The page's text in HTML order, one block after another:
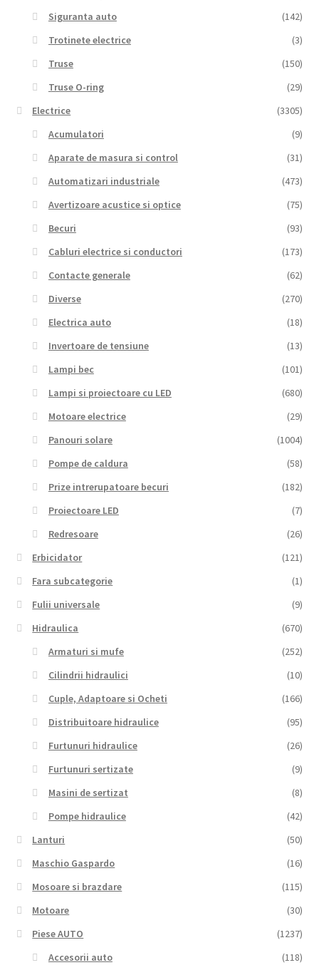
Siguranta auto
(142)
Trotinete electrice
(3)
Truse
(150)
Truse O-ring
(29)
Electrice
(3305)
Acumulatori
(9)
Aparate de masura si control
(31)
Automatizari industriale
(473)
Avertizoare acustice si optice
(75)
Becuri
(93)
Cabluri electrice si conductori
(173)
Contacte generale
(62)
Diverse
(270)
Electrica auto
(18)
Invertoare de tensiune
(13)
Lampi bec
(101)
Lampi si proiectoare cu LED
(680)
Motoare electrice
(29)
Panouri solare
(1004)
Pompe de caldura
(58)
Prize intrerupatoare becuri
(182)
Proiectoare LED
(7)
Redresoare
(26)
Erbicidator
(121)
Fara subcategorie
(1)
Fulii universale
(9)
Hidraulica
(670)
Armaturi si mufe
(252)
Cilindrii hidraulici
(10)
Cuple, Adaptoare si Ocheti
(166)
Distribuitoare hidraulice
(95)
Furtunuri hidraulice
(26)
Furtunuri sertizate
(9)
Masini de sertizat
(8)
Pompe hidraulice
(42)
Lanturi
(50)
Maschio Gaspardo
(16)
Mosoare si brazdare
(115)
Motoare
(30)
Piese AUTO
(1237)
Accesorii auto
(118)